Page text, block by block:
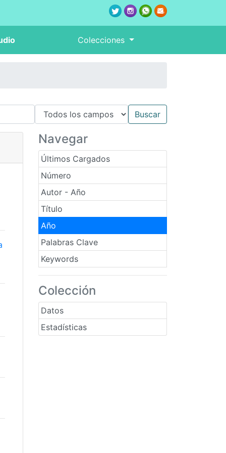
Colecciones
Navegar
Últimos Cargados
Número
Autor - Año
Título
Año
Palabras Clave
Keywords
Colección
Datos
Estadísticas